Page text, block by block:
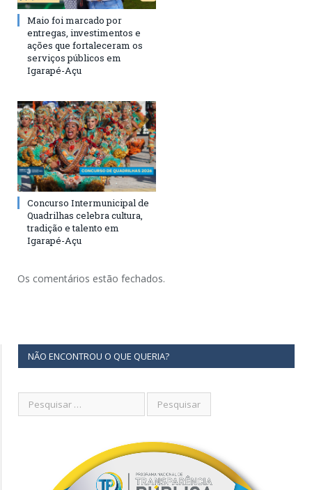
Maio foi marcado por
entregas, investimentos e
ações que fortaleceram os
serviços públicos em
Igarapé-Açu
Concurso Intermunicipal de
Quadrilhas celebra cultura,
tradição e talento em
Igarapé-Açu
Os comentários estão fechados.
NÃO ENCONTROU O QUE QUERIA?